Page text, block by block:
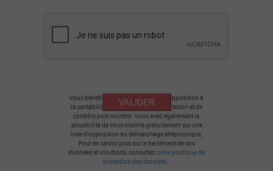
Vous bénéficiez d'un droit d'accès d'opposition à
la portabilité, à l'effacement, à la limitation et de
contrôle post mortem. Vous avez également la
possibilité de vous inscrire gratuitement sur une
liste d'opposition au démarchage téléphonique.
Pour en savoir plus sur le traitement de vos
données et vos droits, consultez notre politique de
protection des données